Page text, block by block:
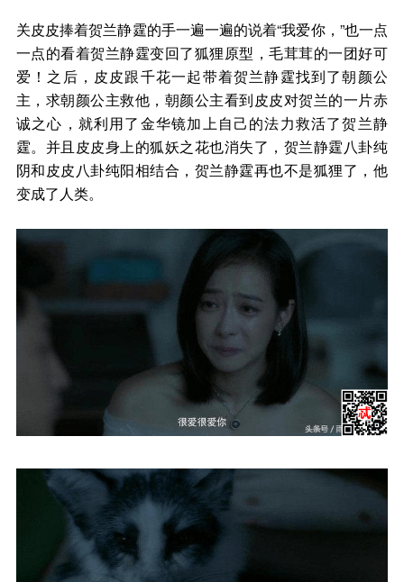
关皮皮捧着贺兰静霆的手一遍一遍的说着“我爱你，”也一点
一点的看着贺兰静霆变回了狐狸原型，毛茸茸的一团好可
爱！之后，皮皮跟千花一起带着贺兰静霆找到了朝颜公
主，求朝颜公主救他，朝颜公主看到皮皮对贺兰的一片赤
诚之心，就利用了金华镜加上自己的法力救活了贺兰静
霆。并且皮皮身上的狐妖之花也消失了，贺兰静霆八卦纯
阴和皮皮八卦纯阳相结合，贺兰静霆再也不是狐狸了，他
变成了人类。